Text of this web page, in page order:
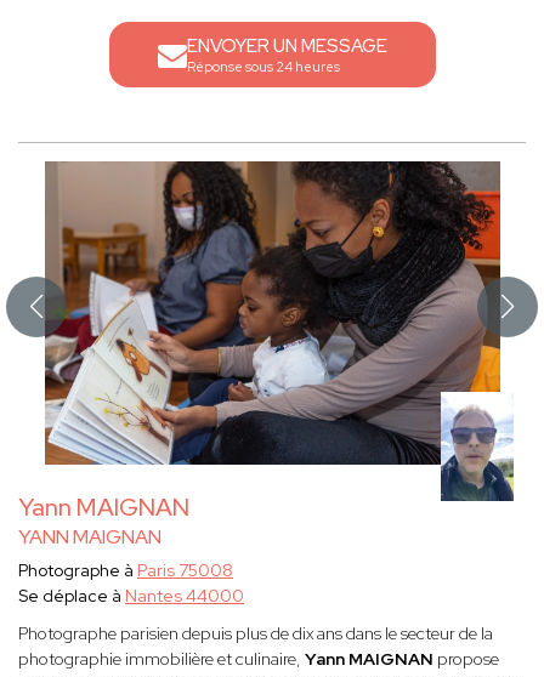
ENVOYER UN MESSAGE
Réponse sous 24 heures
Yann MAIGNAN
YANN MAIGNAN
Photographe à Paris 75008
Se déplace à Nantes 44000
Photographe parisien depuis plus de dix ans dans le secteur de la
photographie immobilière et culinaire, Yann MAIGNAN propose